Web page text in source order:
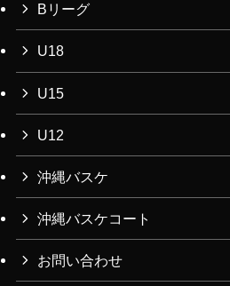
Bリーグ
U18
U15
U12
沖縄バスケ
沖縄バスケコート
お問い合わせ